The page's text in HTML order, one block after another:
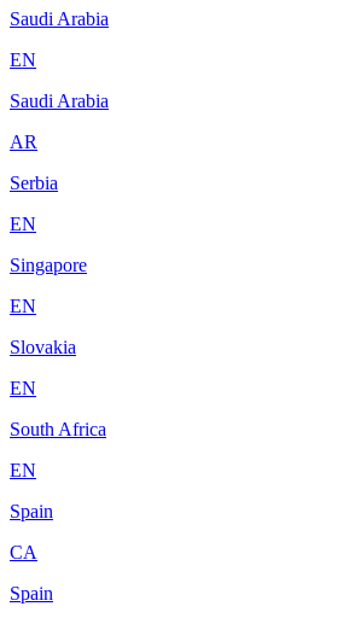
Saudi Arabia
EN
Saudi Arabia
AR
Serbia
EN
Singapore
EN
Slovakia
EN
South Africa
EN
Spain
CA
Spain